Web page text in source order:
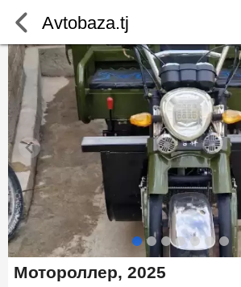
Мотороллер, 2025
Avtobaza.tj